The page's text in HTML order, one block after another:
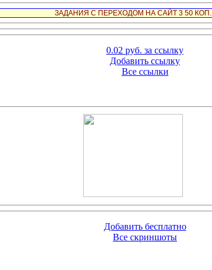
ЗАДАНИЯ С ПЕРЕХОДОМ НА САЙТ 3 50 КОП.
0.02 руб. за ссылку
Добавить ссылку
Все ссылки
Добавить бесплатно
Все скриншоты